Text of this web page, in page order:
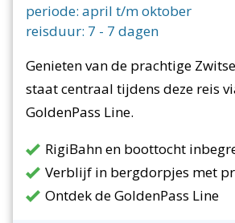
periode: april t/m oktober
reisduur: 7 - 7 dagen
Genieten van de prachtige
staat centraal tijdens deze reis
GoldenPass Line.
RigiBahn en boottocht
Verblijf in bergdorpjes met
Ontdek de GoldenPass Line